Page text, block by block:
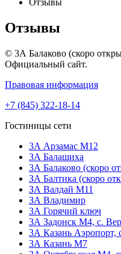
Отзывы
Отзывы
© 3А Балаково (скоро
Официальный сайт.
Правовая информация
+7 (845) 322-18-14
Гостиницы сети
3А Арзамас М12
3А Балашиха
3А Балаково (скоро
ЗА Балтика (скоро
ЗА Валдай M11
ЗА Владимир
3А Горячий ключ
3А Задонск М4, с.
3А Казань Аэропорт,
3А Казань М7